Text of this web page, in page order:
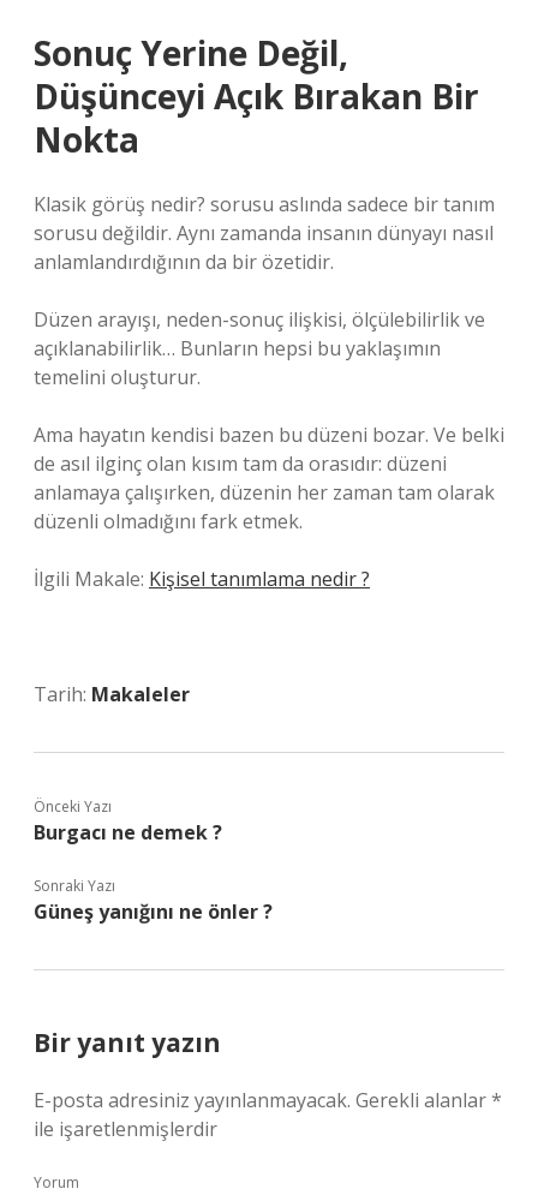
Sonuç Yerine Değil,
Düşünceyi Açık Bırakan Bir
Nokta
Klasik görüş nedir? sorusu aslında sadece bir tanım
sorusu değildir. Aynı zamanda insanın dünyayı nasıl
anlamlandırdığının da bir özetidir.
Düzen arayışı, neden-sonuç ilişkisi, ölçülebilirlik ve
açıklanabilirlik… Bunların hepsi bu yaklaşımın
temelini oluşturur.
Ama hayatın kendisi bazen bu düzeni bozar. Ve belki
de asıl ilginç olan kısım tam da orasıdır: düzeni
anlamaya çalışırken, düzenin her zaman tam olarak
düzenli olmadığını fark etmek.
İlgili Makale: Kişisel tanımlama nedir ?
Tarih: Makaleler
Önceki Yazı
Burgacı ne demek ?
Sonraki Yazı
Güneş yanığını ne önler ?
Bir yanıt yazın
E-posta adresiniz yayınlanmayacak. Gerekli alanlar*
ile işaretlenmişlerdir
Yorum